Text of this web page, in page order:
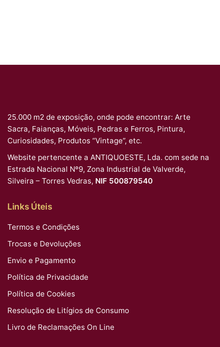
25.000 m2 de exposição, onde pode encontrar: Arte
Sacra, Faianças, Móveis, Pedras e Ferros, Pintura,
Curiosidades, Produtos “Vintage”, etc.
Website pertencente a ANTIQUOESTE, Lda. com sede na
Estrada Nacional Nº9, Zona Industrial de Valverde,
Silveira – Torres Vedras, NIF 500879540
Links Úteis
Termos e Condições
Trocas e Devoluções
Envio e Pagamento
Política de Privacidade
Política de Cookies
Resolução de Litígios de Consumo
Livro de Reclamações On Line